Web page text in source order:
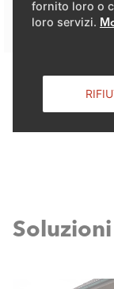
fornito loro o
loro servizi.
Soluzioni